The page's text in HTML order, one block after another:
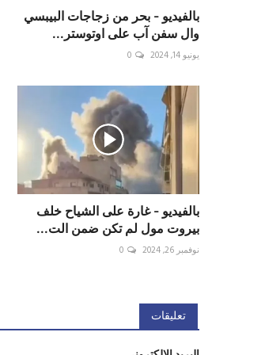
بالفيديو - بحر من زجاجات البيبسي
وال سفن آب على اوتوستر...
يونيو 14, 2024 0
بالفيديو - غارة على الشياح خلف
بيروت مول لم تكن ضمن الت...
نوفمبر 26, 2024 0
تعليقات